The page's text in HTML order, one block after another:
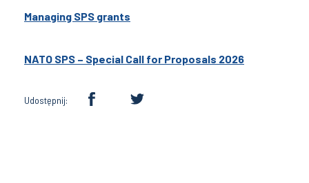
Managing SPS grants
NATO SPS – Special Call for Proposals 2026
Udostępnij: